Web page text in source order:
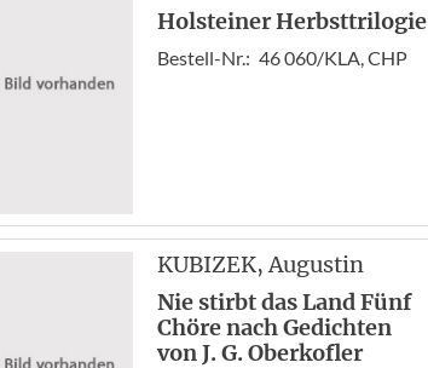
Holsteiner Herbsttrilogie
Bestell-Nr.: 46 060/KLA, CHP
KUBIZEK, Augustin
Nie stirbt das Land Fünf
Chöre nach Gedichten
von J. G. Oberkofler